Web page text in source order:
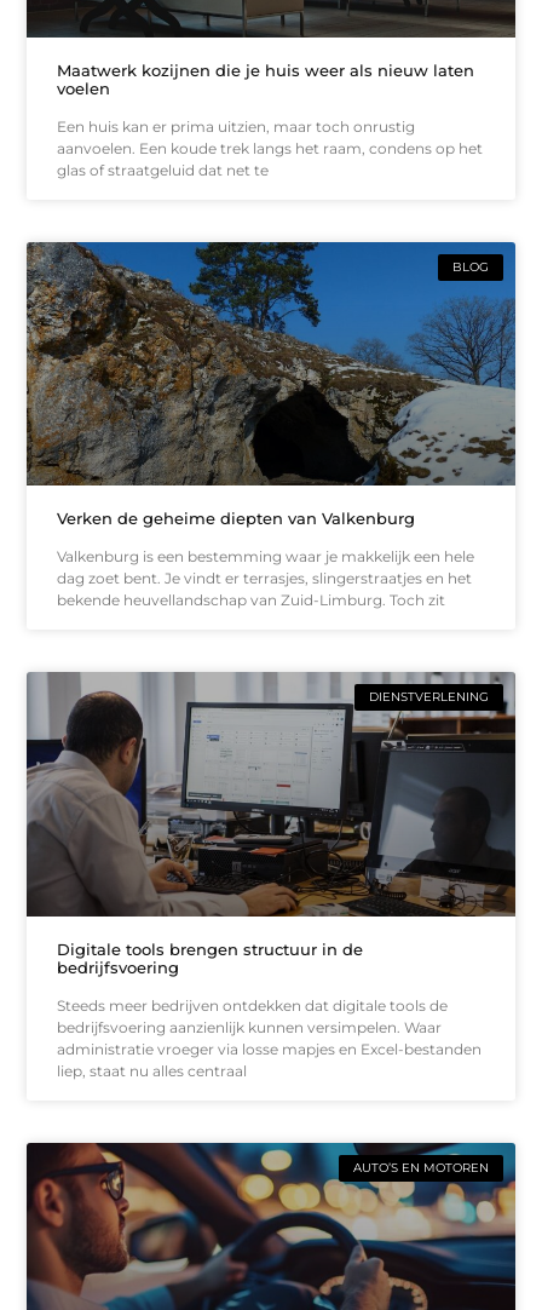
Maatwerk kozijnen die je huis weer als nieuw laten
voelen
Een huis kan er prima uitzien, maar toch onrustig
aanvoelen. Een koude trek langs het raam, condens op het
glas of straatgeluid dat net te
BLOG
Verken de geheime diepten van Valkenburg
Valkenburg is een bestemming waar je makkelijk een hele
dag zoet bent. Je vindt er terrasjes, slingerstraatjes en het
bekende heuvellandschap van Zuid-Limburg. Toch zit
DIENSTVERLENING
Digitale tools brengen structuur in de
bedrijfsvoering
Steeds meer bedrijven ontdekken dat digitale tools de
bedrijfsvoering aanzienlijk kunnen versimpelen. Waar
administratie vroeger via losse mapjes en Excel-bestanden
liep, staat nu alles centraal
AUTO’S EN MOTOREN